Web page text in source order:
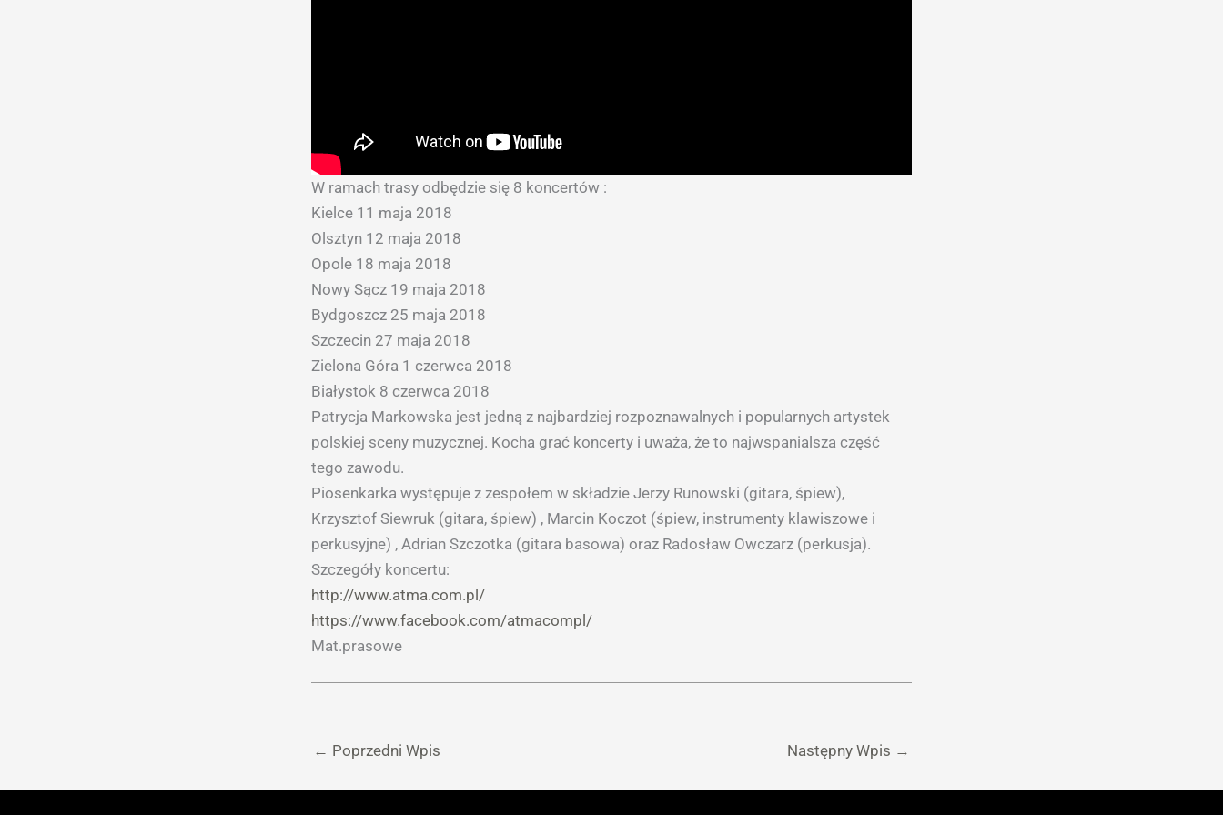
W ramach trasy odbędzie się 8 koncertów :
Kielce 11 maja 2018
Olsztyn 12 maja 2018
Opole 18 maja 2018
Nowy Sącz 19 maja 2018
Bydgoszcz 25 maja 2018
Szczecin 27 maja 2018
Zielona Góra 1 czerwca 2018
Białystok 8 czerwca 2018
Patrycja Markowska jest jedną z najbardziej rozpoznawalnych i popularnych artystek
polskiej sceny muzycznej. Kocha grać koncerty i uważa, że to najwspanialsza część
tego zawodu.
Piosenkarka występuje z zespołem w składzie Jerzy Runowski (gitara, śpiew),
Krzysztof Siewruk (gitara, śpiew) , Marcin Koczot (śpiew, instrumenty klawiszowe i
perkusyjne) , Adrian Szczotka (gitara basowa) oraz Radosław Owczarz (perkusja).
Szczegóły koncertu:
http://www.atma.com.pl/
https://www.facebook.com/atmacompl/
Mat.prasowe
← Poprzedni Wpis Następny Wpis →